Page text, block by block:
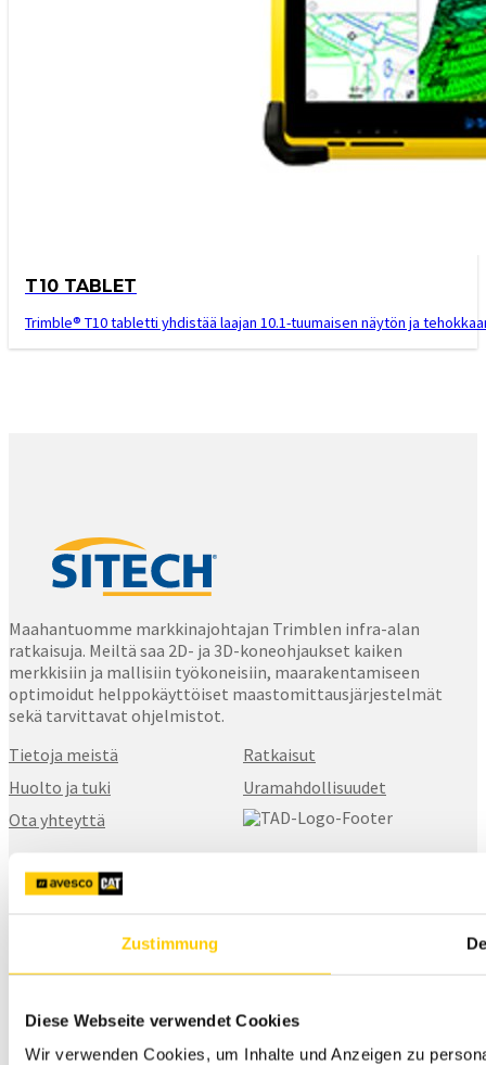
Zustimmung
Diese Webseite verwendet Cookies
Wir verwenden Cookies, um Inhalte und Anzeigen zu
T10 TABLET
Trimble® T10 tabletti yhdistää laajan 10.1-tuumaisen näytön ja
Maahantuomme markkinajohtajan Trimblen infra-alan
ratkaisuja. Meiltä saa 2D- ja 3D-koneohjaukset kaiken
merkkisiin ja mallisiin työkoneisiin, maarakentamiseen
optimoidut helppokäyttöiset maastomittausjärjestelmät
sekä tarvittavat ohjelmistot.
Tietoja meistä
Ratkaisut
Huolto ja tuki
Uramahdollisuudet
Ota yhteyttä
SITECH Finland
Karhuntassuntie 5
+358 20 111 5900
myynti@sitech.fi